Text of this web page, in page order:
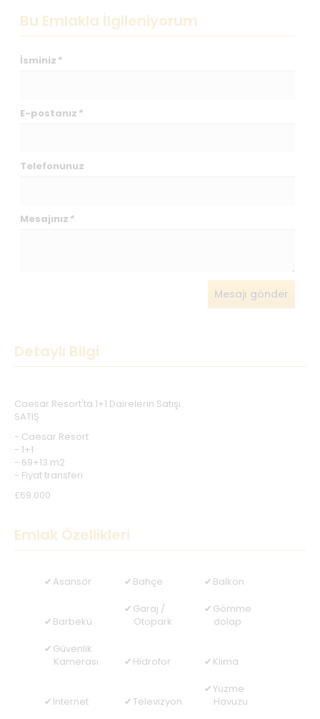
Bu Emlakla İlgileniyorum
İsminiz *
E-postanız *
Telefonunuz
Mesajınız *
Mesajı gönder
Detaylı Bilgi
Caesar Resort'ta 1+1 Dairelerin Satışı
SATIŞ
- Caesar Resort
- 1+1
- 69+13 m2
- Fiyat transferi
£69.000
Emlak Özellikleri
Asansör Bahçe Balkon
Barbekü
Garaj /
Otopark
Gömme
dolap
Güvenlik
Kamerası
Hidrofor Klima
Internet Televizyon
Yüzme
Havuzu